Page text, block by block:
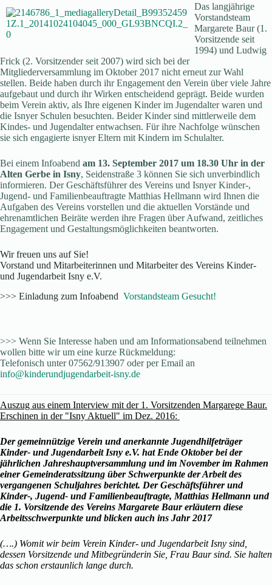
Das langjährige
Vorstandsteam
Margarete Baur (1.
Vorsitzende seit
1994) und Ludwig
Frick (2. Vorsitzender seit 2007) wird sich bei der
Mitgliederversammlung im Oktober 2017 nicht erneut zur Wahl
stellen. Beide haben durch ihr Engagement den Verein über viele Jahre
aufgebaut und durch ihr Wirken entscheidend geprägt. Beide wurden
beim Verein aktiv, als Ihre eigenen Kinder im Jugendalter waren und
die Isnyer Schulen besuchten. Beider Kinder sind mittlerweile dem
Kindes- und Jugendalter entwachsen. Für ihre Nachfolge wünschen
sie sich engagierte isnyer Eltern mit Kindern im Schulalter.
Bei einem Infoabend am 13. September 2017 um 18.30 Uhr in der
Alten Gerbe in Isny, Seidenstraße 3 können Sie sich unverbindlich
informieren. Der Geschäftsführer des Vereins und Isnyer Kinder-,
Jugend- und Familienbeauftragte Matthias Hellmann wird Ihnen die
Aufgaben des Vereins vorstellen und die aktuellen Vorstände und
ehrenamtlichen Beiräte werden ihre Fragen über Aufwand, zeitliches
Engagement und Gestaltungsmöglichkeiten beantworten.
Wir freuen uns auf Sie!
Vorstand und Mitarbeiterinnen und Mitarbeiter des Vereins Kinder-
und Jugendarbeit Isny e.V.
>>> Einladung zum Infoabend Vorstandsteam Gesucht!
>>> Wenn Sie Interesse haben und am Informationsabend teilnehmen
wollen bitte wir um eine kurze Rückmeldung:
Telefonisch unter 07562/913907 oder per Email an
info@kinderundjugendarbeit-isny.de
Auszug aus einem Interview mit der 1. Vorsitzenden Margarege Baur.
Erschinen in der "Isny Aktuell" im Dez. 2016:
Der gemeinnützige Verein und anerkannte Jugendhilfeträger
Kinder- und Jugendarbeit Isny e.V. hat Ende Oktober bei der
jährlichen Jahreshauptversammlung und im November im Rahmen
einer Gemeinderatssitzung über Schwerpunkte der Arbeit des
vergangenen Schuljahres berichtet. Der Geschäftsführer und
Kinder-, Jugend- und Familienbeauftragte, Matthias Hellmann und
die 1. Vorsitzende des Vereins Margarete Baur erläutern diese
Arbeitsschwerpunkte und blicken auch ins Jahr 2017
(….) Womit wir beim Verein Kinder- und Jugendarbeit Isny sind,
dessen Vorsitzende und Mitbegründerin Sie, Frau Baur sind. Sie halten
das schon erstaunlich lange durch.